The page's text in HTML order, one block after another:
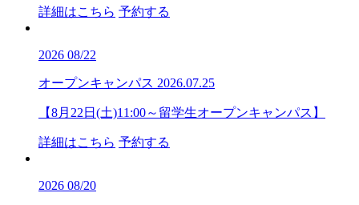
詳細はこちら 予約する
2026 08/22
オープンキャンパス 2026.07.25
【8月22日(土)11:00～留学生オープンキャンパス】
詳細はこちら 予約する
2026 08/20